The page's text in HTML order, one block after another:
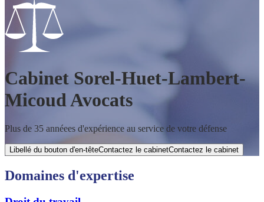
Cabinet Sorel-Huet-Lambert-
Micoud Avocats
Plus de 35 annéees d'expérience au service de votre défense
Libellé du bouton d'en-têteContactez le cabinetContactez le cabinet
Domaines d'expertise